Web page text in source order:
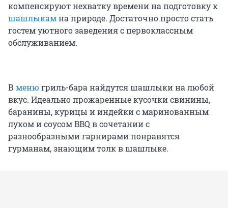
компенсируют нехватку времени на подготовку к
шашлыкамна природе. Достаточно просто стать
гостем уютного заведения с первоклассным
обслуживанием.
В меню гриль-бара найдутся шашлыки на любой
вкус. Идеально прожаренные кусочки свинины,
баранины, курицы и индейки с маринованным
луком и соусом BBQ в сочетании с
разнообразными гарнирами понравятся
гурманам, знающим толк в шашлыке.